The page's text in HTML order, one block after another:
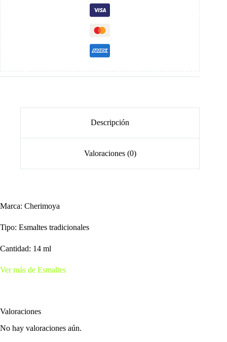
Descripción
Valoraciones (0)
Marca: Cherimoya
Tipo: Esmaltes tradicionales
Cantidad: 14 ml
Ver más de Esmaltes
Valoraciones
No hay valoraciones aún.